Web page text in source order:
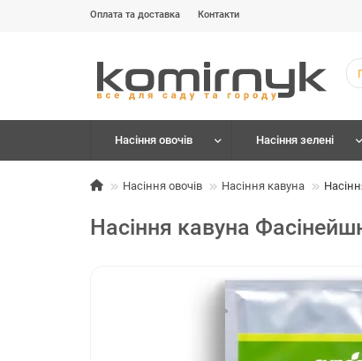
Оплата та доставка Контакти
Насіння овочів Насіння зелені
Насіння овочів Насіння кавуна
Насіння кавуна